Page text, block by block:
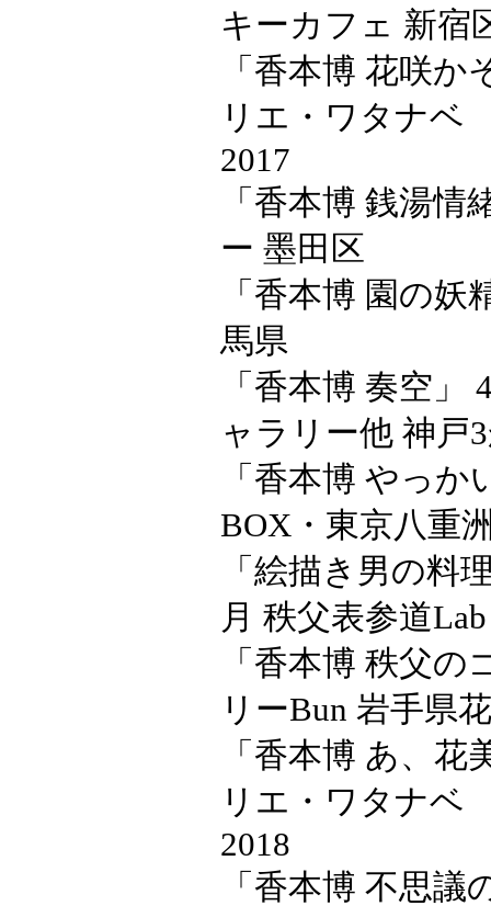
キーカフェ 新宿
「香本博 花咲
リエ・ワタナベ
2017
「香本博 銭湯
ー 墨田区
「香本博 園の妖
馬県
「香本博 奏空
ャラリー他 神戸
「香本博 やっか
BOX・東京八重
「絵描き男の料
月 秩父表参道Lab
「香本博 秩父
リーBun 岩手県
「香本博 あ、花
リエ・ワタナベ
2018
「香本博 不思